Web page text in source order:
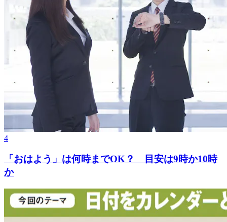
4
「おはよう」は何時までOK？ 目安は9時か10時
か